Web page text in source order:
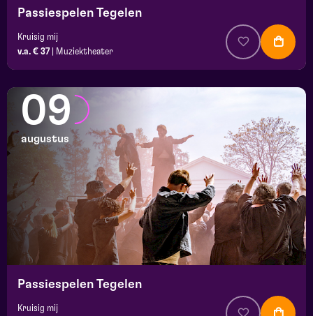
Passiespelen Tegelen
Kruisig mij
v.a. € 37
Muziektheater
09
augustus
Passiespelen Tegelen
Kruisig mij